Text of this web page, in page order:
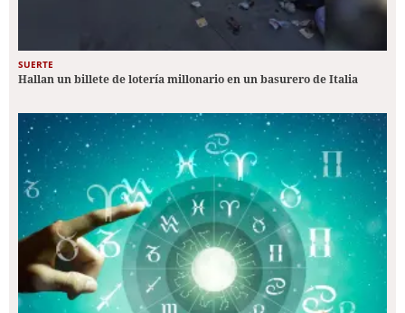
SUERTE
Hallan un billete de lotería millonario en un basurero de Italia